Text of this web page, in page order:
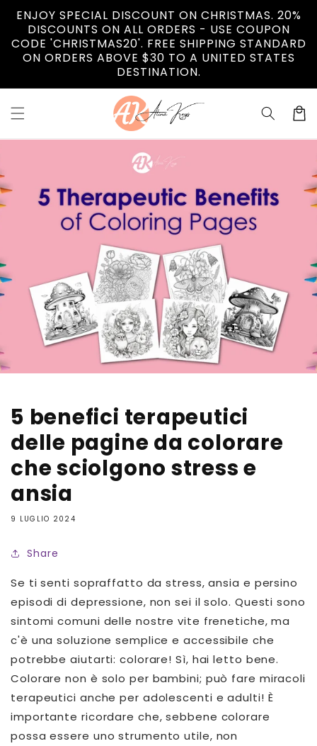
contenuti
ENJOY SPECIAL DISCOUNT ON CHRISTMAS. 20%
DISCOUNTS ON ALL ORDERS - USE COUPON
CODE 'CHRISTMAS20'. FREE SHIPPING STANDARD
ON ORDERS ABOVE $30 TO A UNITED STATES
DESTINATION.
5 benefici terapeutici
delle pagine da colorare
che sciolgono stress e
ansia
9 LUGLIO 2024
Share
Se ti senti sopraffatto da stress, ansia e persino
episodi di depressione, non sei il solo. Questi sono
sintomi comuni delle nostre vite frenetiche, ma
c'è una soluzione semplice e accessibile che
potrebbe aiutarti: colorare! Sì, hai letto bene.
Colorare non è solo per bambini; può fare miracoli
terapeutici anche per adolescenti e adulti! È
importante ricordare che, sebbene colorare
possa essere uno strumento utile, non